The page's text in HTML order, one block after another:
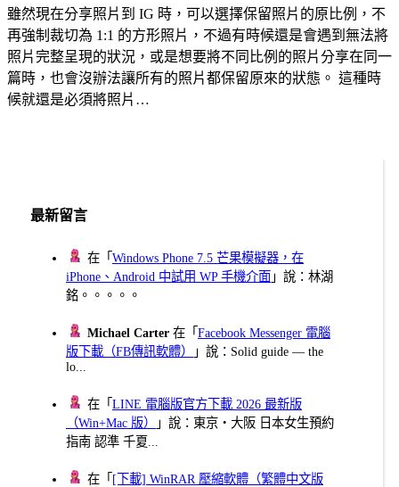
雖然現在分享照片到 IG 時，可以選擇保留照片的原比例，不
再強制裁切為 1:1 的方形照片，不過有時候還是會遇到無法將
照片完整呈現的狀況，或是想要將不同比例的照片分享在同一
篇時，也會沒辦法讓所有的照片都保留原來的狀態。 這種時
候就還是必須將照片…
最新留言
在「Windows Phone 7.5 芒果模擬器，在
iPhone、Android 中試用 WP 手機介面 」說：林湖
銘。。。。。
Michael Carter 在「Facebook Messenger 電腦
版下載（FB傳訊軟體）
」說：Solid guide — the
lo...
在「LINE 電腦版官方下載 2026 最新版
（Win+Mac 版）
」說：東京・大阪 日本女生預約
指南 認準 千夏...
在「 [下載] WinRAR 壓縮軟體（繁體中文版